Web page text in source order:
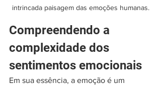
intrincada paisagem das emoções humanas.
Compreendendo a
complexidade dos
sentimentos emocionais
Em sua essência, a emoção é um